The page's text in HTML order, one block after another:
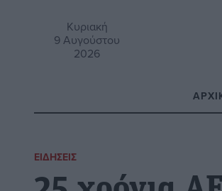
Κυριακή
9 Αυγούστου
2026
ΕΙΔΉΣΕΙΣ